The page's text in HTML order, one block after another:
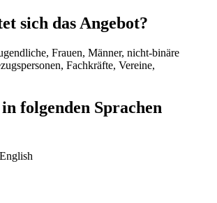
sich das Angebot?
Frauen, Männer, nicht-binäre
Fachkräfte, Vereine,
folgenden Sprachen